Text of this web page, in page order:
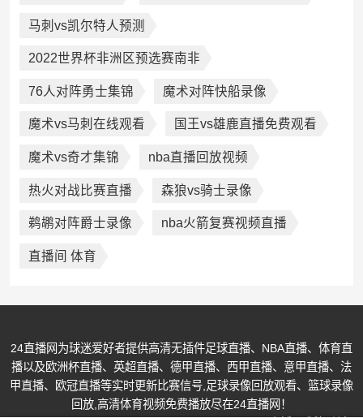
马刺vs凯尔特人预测
2022世界杯非洲区预选赛南非
76人对阵勇士集锦 魔术对阵快船录像
魔术vs马刺在线观看 国王vs雄鹿直播免费观看
魔术vs奇才集锦 nba直播回放视频
热火对战比赛直播 森狼vs骑士录像
鹈鹕对阵爵士录像 nba火箭复赛视频直播
直播间 体育
24直播网为球迷爱好者提供高清无插件足球直播、NBA直播、体育直
播以及欧洲杯直播、英超直播、德甲直播、西甲直播、意甲直播、法
甲直播、欧冠直播等实时更新比赛信号,足球录像回放观看、篮球录像
回放,高清体育视频免费播放尽在24直播网！